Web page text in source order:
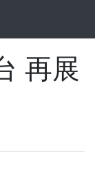
再展